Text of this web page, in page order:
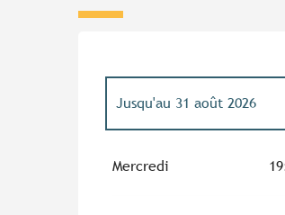
Jusqu'au 31 août 2026
Mercredi